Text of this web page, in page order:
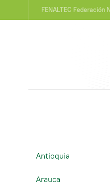
FENALTEC
Antioquia
Arauca